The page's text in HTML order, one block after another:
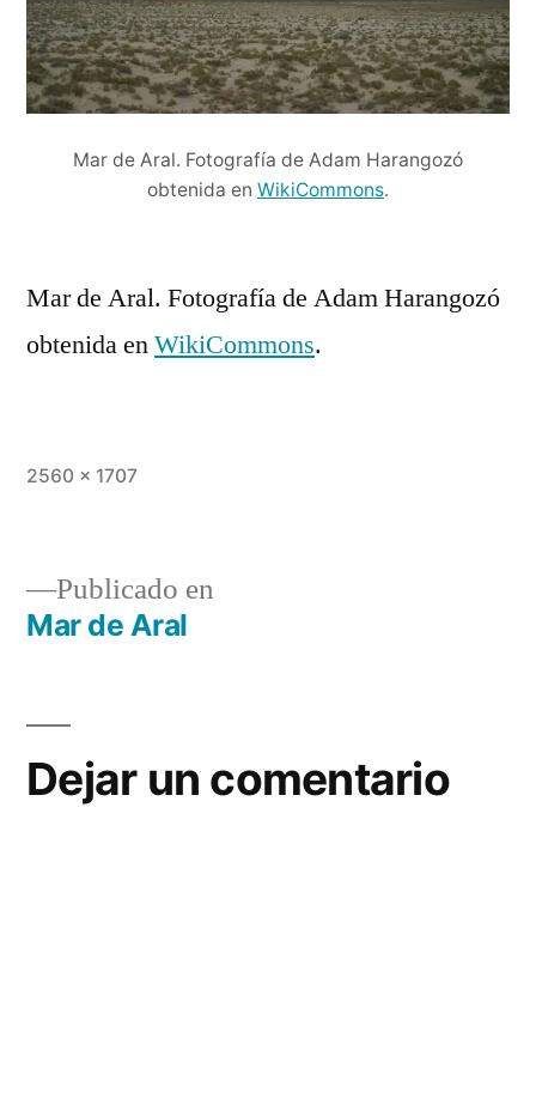
Mar de Aral. Fotografía de Adam Harangozó
obtenida en WikiCommons.
Mar de Aral. Fotografía de Adam Harangozó
obtenida enWikiCommons.
Tamaño
2560 × 1707
Navegación
entradas
Publicado en
Mar de Aral
Dejar un comentario